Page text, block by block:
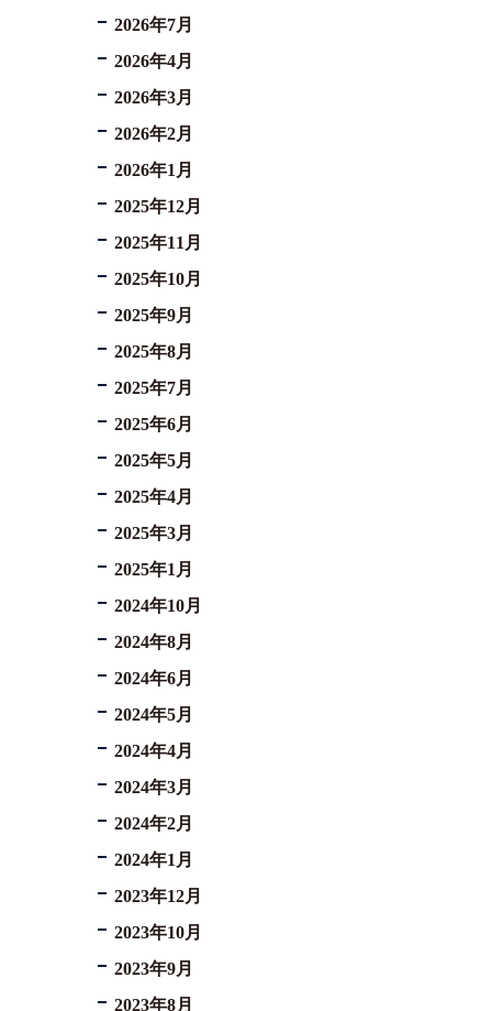
2026年7月
2026年4月
2026年3月
2026年2月
2026年1月
2025年12月
2025年11月
2025年10月
2025年9月
2025年8月
2025年7月
2025年6月
2025年5月
2025年4月
2025年3月
2025年1月
2024年10月
2024年8月
2024年6月
2024年5月
2024年4月
2024年3月
2024年2月
2024年1月
2023年12月
2023年10月
2023年9月
2023年8月